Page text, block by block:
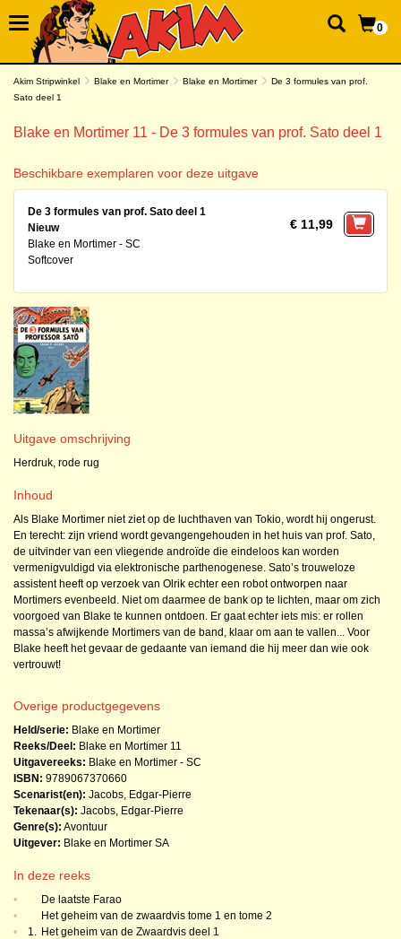
0
Akim Stripwinkel Blake en Mortimer Blake en Mortimer
De 3 formules van prof.
Sato deel 1
Blake en Mortimer 11 - De 3 formules van prof. Sato deel 1
Beschikbare exemplaren voor deze uitgave
De 3 formules van prof. Sato deel 1
Nieuw
Blake en Mortimer - SC
Softcover
€ 11,99
Uitgave omschrijving
Herdruk, rode rug
Inhoud
Als Blake Mortimer niet ziet op de luchthaven van Tokio, wordt hij ongerust.
En terecht: zijn vriend wordt gevangengehouden in het huis van prof. Sato,
de uitvinder van een vliegende androïde die eindeloos kan worden
vermenigvuldigd via elektronische parthenogenese. Sato’s trouweloze
assistent heeft op verzoek van Olrik echter een robot ontworpen naar
Mortimers evenbeeld. Niet om daarmee de bank op te lichten, maar om zich
voorgoed van Blake te kunnen ontdoen. Er gaat echter iets mis: er rollen
massa’s afwijkende Mortimers van de band, klaar om aan te vallen... Voor
Blake heeft het gevaar de gedaante van iemand die hij meer dan wie ook
vertrouwt!
Overige productgegevens
Held/serie: Blake en Mortimer
Reeks/Deel: Blake en Mortimer 11
Uitgavereeks: Blake en Mortimer - SC
ISBN: 9789067370660
Scenarist(en): Jacobs, Edgar-Pierre
Tekenaar(s): Jacobs, Edgar-Pierre
Genre(s): Avontuur
Uitgever: Blake en Mortimer SA
In deze reeks
•
De laatste Farao
•
Het geheim van de zwaardvis tome 1 en tome 2
•
1. Het geheim van de Zwaardvis deel 1